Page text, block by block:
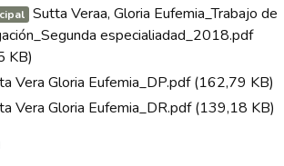
Sutta Veraa, Gloria Eufemia_Trabajo de
especialiadad_2018.pdf
KB)
Vera Gloria Eufemia_DP.pdf(162,79 KB)
Vera Gloria Eufemia_DR.pdf(139,18 KB)